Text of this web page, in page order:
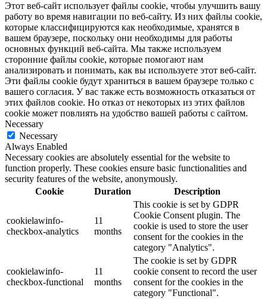
Этот веб-сайт использует файлы cookie, чтобы улучшить вашу
работу во время навигации по веб-сайту. Из них файлы cookie,
которые классифицируются как необходимые, хранятся в
вашем браузере, поскольку они необходимы для работы
основных функций веб-сайта. Мы также используем
сторонние файлы cookie, которые помогают нам
анализировать и понимать, как вы используете этот веб-сайт.
Эти файлы cookie будут храниться в вашем браузере только с
вашего согласия. У вас также есть возможность отказаться от
этих файлов cookie. Но отказ от некоторых из этих файлов
cookie может повлиять на удобство вашей работы с сайтом.
Necessary
Necessary
Always Enabled
Necessary cookies are absolutely essential for the website to
function properly. These cookies ensure basic functionalities and
security features of the website, anonymously.
Cookie
Duration Description
cookielawinfo-
checkbox-analytics
11
months
This cookie is set by GDPR
Cookie Consent plugin. The
cookie is used to store the user
consent for the cookies in the
category "Analytics".
cookielawinfo-
checkbox-functional
11
months
The cookie is set by GDPR
cookie consent to record the user
consent for the cookies in the
category "Functional".